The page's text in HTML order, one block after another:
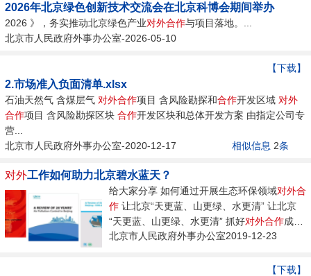
2026年北京绿色创新技术交流会在北京科博会期间举办
2026 》，务实推动北京绿色产业对外合作与项目落地。...
北京市人民政府外事办公室-2026-05-10
【下载】
2.市场准入负面清单.xlsx
石油天然气 含煤层气 对外合作项目 含风险勘探和合作开发区域 对外
合作项目 含风险勘探区块 合作开发区块和总体开发方案 由指定公司专
营...
北京市人民政府外事办公室-2020-12-17
相似信息 2条
对外工作如何助力北京碧水蓝天？
给大家分享 如何通过开展生态环保领域对外合
作 让北京“天更蓝、山更绿、水更清” 让北京
“天更蓝、山更绿、水更清” 抓好对外合作成果
转化 助力北京绿色低碳发展 一 完善制度规
北京市人民政府外事办公室2019-12-23
【下载】